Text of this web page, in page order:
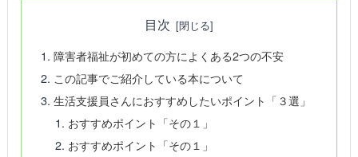
目次
障害者福祉が初めての方によくある2つの不安
この記事でご紹介している本について
生活支援員さんにおすすめしたいポイント「３選」
おすすめポイント「その１」
おすすめポイント「その１」